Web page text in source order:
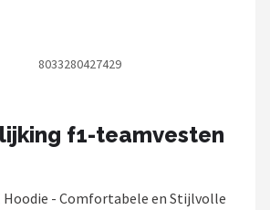
8033280427429
f1-teamvesten
Hoodie - Comfortabele en Stijlvolle